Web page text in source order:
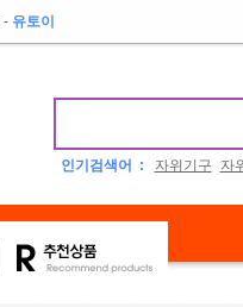
- 유토이
인기검색어 : 자위기구 자